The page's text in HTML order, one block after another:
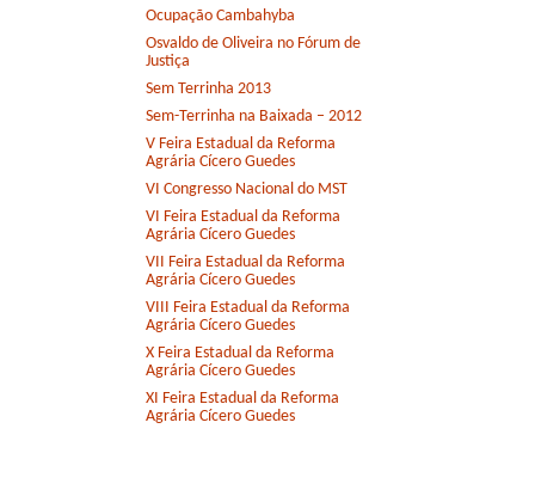
Ocupação Cambahyba
Osvaldo de Oliveira no Fórum de
Justiça
Sem Terrinha 2013
Sem-Terrinha na Baixada – 2012
V Feira Estadual da Reforma
Agrária Cícero Guedes
VI Congresso Nacional do MST
VI Feira Estadual da Reforma
Agrária Cícero Guedes
VII Feira Estadual da Reforma
Agrária Cícero Guedes
VIII Feira Estadual da Reforma
Agrária Cícero Guedes
X Feira Estadual da Reforma
Agrária Cícero Guedes
XI Feira Estadual da Reforma
Agrária Cícero Guedes